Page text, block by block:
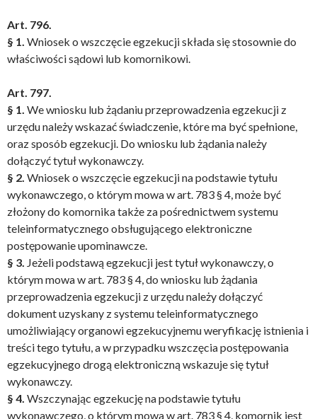
Art. 796.
§ 1. Wniosek o wszczęcie egzekucji składa się stosownie do
właściwości sądowi lub komornikowi.
Art. 797.
§ 1. We wniosku lub żądaniu przeprowadzenia egzekucji z
urzędu należy wskazać świadczenie, które ma być spełnione,
oraz sposób egzekucji. Do wniosku lub żądania należy
dołączyć tytuł wykonawczy.
§ 2. Wniosek o wszczęcie egzekucji na podstawie tytułu
wykonawczego, o którym mowa w art. 783 § 4, może być
złożony do komornika także za pośrednictwem systemu
teleinformatycznego obsługującego elektroniczne
postępowanie upominawcze.
§ 3. Jeżeli podstawą egzekucji jest tytuł wykonawczy, o
którym mowa w art. 783 § 4, do wniosku lub żądania
przeprowadzenia egzekucji z urzędu należy dołączyć
dokument uzyskany z systemu teleinformatycznego
umożliwiający organowi egzekucyjnemu weryfikację istnienia i
treści tego tytułu, a w przypadku wszczęcia postępowania
egzekucyjnego drogą elektroniczną wskazuje się tytuł
wykonawczy.
§ 4. Wszczynając egzekucję na podstawie tytułu
wykonawczego, o którym mowa w art. 783 § 4, komornik jest